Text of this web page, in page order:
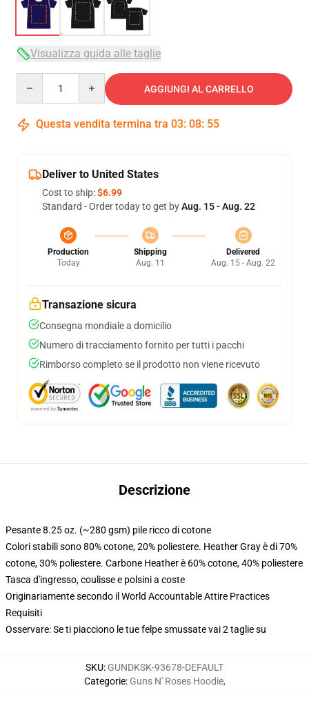
Visualizza guida alle taglie
AGGIUNGI AL CARRELLO
Questa vendita termina tra 03: 08: 54
Deliver to United States
Cost to ship:$6.99
Standard - Order today to get byAug. 15 - Aug. 22
Production
Today
Shipping
Aug. 11
Delivered
Aug. 15 - Aug. 22
Transazione sicura
Consegna mondiale a domicilio
Numero di tracciamento fornito per tutti i pacchi
Rimborso completo se il prodotto non viene ricevuto
Descrizione
Pesante 8.25 oz. (~280 gsm) pile ricco di cotone
Colori stabili sono 80% cotone, 20% poliestere. Heather Gray è di 70%
cotone, 30% poliestere. Carbone Heather è 60% cotone, 40% poliestere
Tasca d'ingresso, coulisse e polsini a coste
Originariamente secondo il World Accountable Attire Practices
Requisiti
Osservare: Se ti piacciono le tue felpe smussate vai 2 taglie su
SKU: GUNDKSK-93678-DEFAULT
Categorie: Guns N' Roses Hoodie,